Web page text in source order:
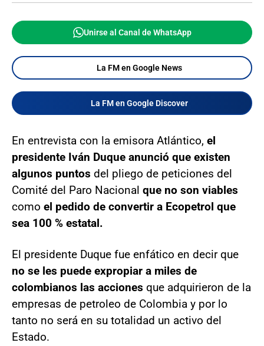
Unirse al Canal de WhatsApp
La FM en Google News
La FM en Google Discover
En entrevista con la emisora Atlántico, el
presidente Iván Duque anunció que existen
algunos puntos del pliego de peticiones del
Comité del Paro Nacional que no son viables
como el pedido de convertir a Ecopetrol que
sea 100 % estatal.
El presidente Duque fue enfático en decir que
no se les puede expropiar a miles de
colombianos las acciones que adquirieron de la
empresas de petroleo de Colombia y por lo
tanto no será en su totalidad un activo del
Estado.